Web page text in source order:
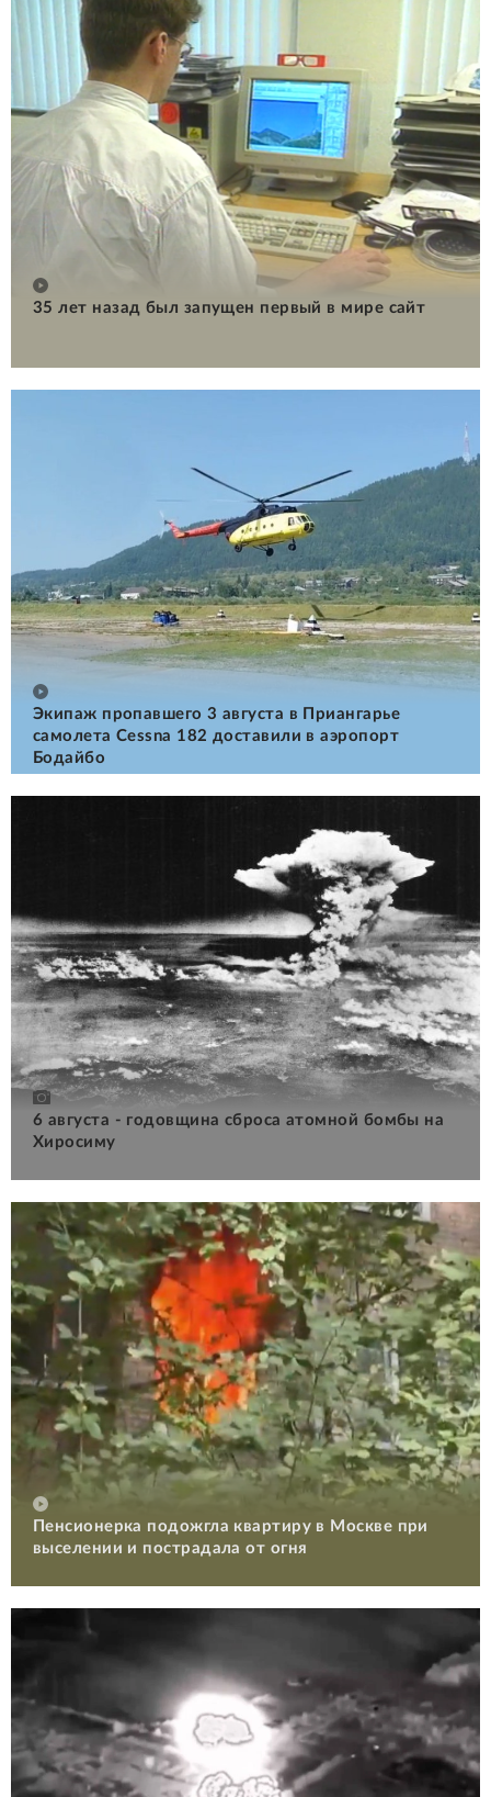
35 лет назад был запущен первый в мире сайт
Экипаж пропавшего 3 августа в Приангарье
самолета Cessna 182 доставили в аэропорт
Бодайбо
6 августа - годовщина сброса атомной бомбы на
Хиросиму
Пенсионерка подожгла квартиру в Москве при
выселении и пострадала от огня